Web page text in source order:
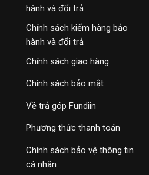
hành và đổi trả
Chính sách kiểm hàng bảo
hành và đổi trả
Chính sách giao hàng
Chính sách bảo mật
Về trả góp Fundiin
Phương thức thanh toán
Chính sách bảo vệ thông tin
cá nhân